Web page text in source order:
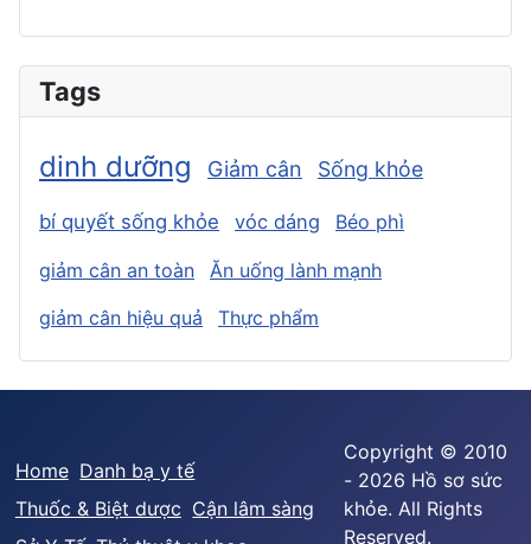
Tags
dinh dưỡng Giảm cân Sống khỏe
bí quyết sống khỏe vóc dáng Béo phì
giảm cân an toàn
Ăn uống lành mạnh
giảm cân hiệu quả
Thực phẩm
Home Danh bạ y tế
Thuốc & Biệt dược Cận lâm sàng
Copyright © 2010
- 2026 Hồ sơ sức
khỏe. All Rights
Reserved.